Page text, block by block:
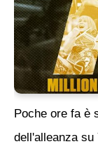
Poche ore fa è
dell'alleanza su